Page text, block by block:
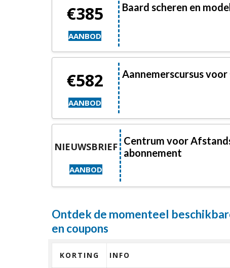
€385
AANBOD
Baard scheren en
€582
AANBOD
Aannemerscursus
NIEUWSBRIEF
AANBOD
Centrum voor
abonnement
Ontdek de momenteel
en coupons
KORTING INFO